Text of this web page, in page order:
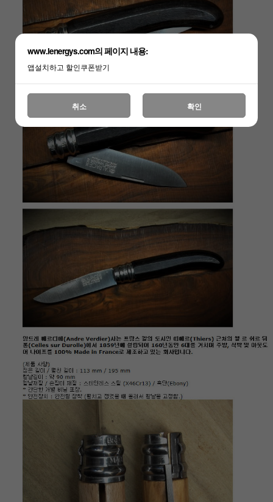
www.lenergys.com의 페이지 내용:
앱설치하고 할인쿠폰받기
취소 확인